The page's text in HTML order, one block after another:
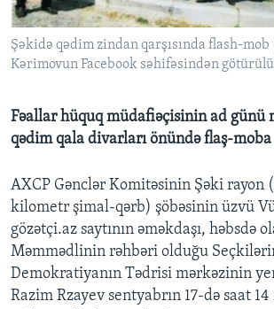
BIZI IZLƏYIN
Dillər
Şəkidə qədim zindan qarşısında flash-mob
Kərimovun Facebook səhifəsindən
Fəallar hüquq müdafiəçisinin ad günü
qədim qala divarları önündə flaş-moba
AXCP Gənclər Komitəsinin Şəki rayon
kilometr şimal-qərb) şöbəsinin üzvü
gözətçi.az saytının əməkdaşı, həbsdə
Məmmədlinin rəhbəri olduğu
Demokratiyanın Tədrisi mərkəzinin
Razim Rzayev sentyabrın 17-də saat